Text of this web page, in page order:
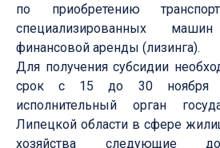
по приобретению
специализированных
финансовой аренды (лизинга).
Для получения субсидии
срок с 15 до 30 ноября
исполнительный орган
Липецкой области в сфере
хозяйства следующие